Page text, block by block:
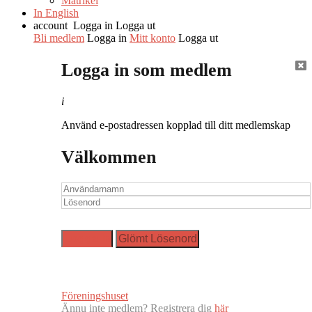
In English
account Logga in Logga ut
Bli medlem Logga in Mitt konto Logga ut
Logga in som medlem
i
Använd e-postadressen kopplad till ditt medlemskap
Välkommen
Föreningshuset
Ännu inte medlem? Registrera dig här